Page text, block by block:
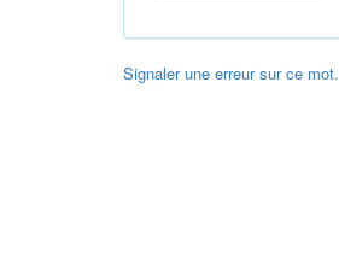
Signaler une erreur sur ce mot.